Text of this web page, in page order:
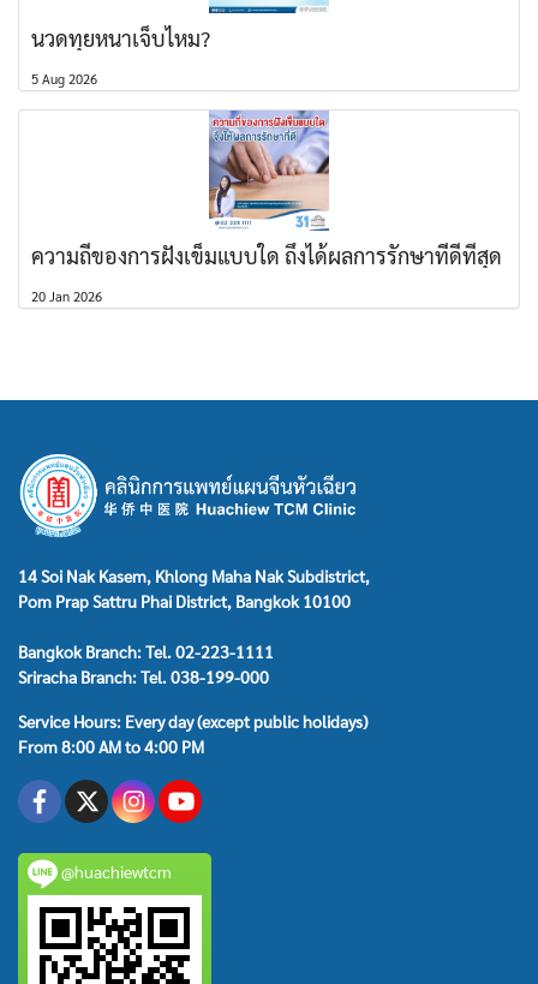
นวดทุยหนาเจ็บไหม?
5 Aug 2026
ความถี่ของการฝังเข็มแบบใด ถึงได้ผลการรักษาที่ดีที่สุด
20 Jan 2026
14 Soi Nak Kasem, Khlong Maha Nak Subdistrict,
Pom Prap Sattru Phai District, Bangkok 10100
Bangkok Branch: Tel. 02-223-1111
Sriracha Branch: Tel. 038-199-000
Service Hours: Every day (except public holidays)
From 8:00 AM to 4:00 PM
@huachiewtcm